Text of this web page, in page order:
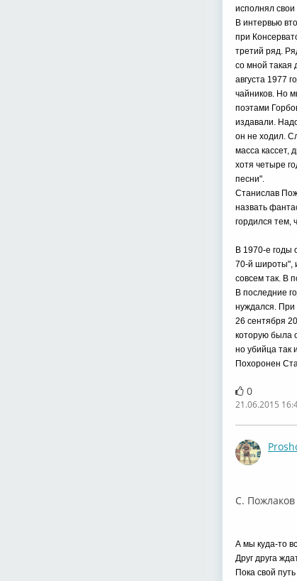
исполнял свои
В интервью
при
третий ряд.
со мной такая
августа 1977
чайников. Но
поэтами
издавали.
он не ходил.
масса кассет,
хотя четыре
песни".
Станислав
назвать
гордился тем,
В 1970-е годы
70-й широты",
совсем так. В
В последние
нуждался. При
26 сентября
которую была
но убийца так
Похоронен
0
21.06.2015
С. Пожлаков
А мы куда-то
Друг друга
Пока свой